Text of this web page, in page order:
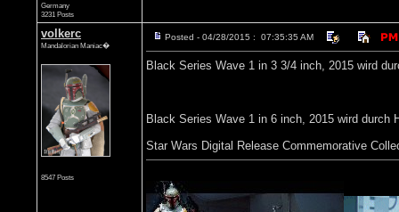
Germany
3231 Posts
volkerc
Mandalorian Maniac�
8547 Posts
Posted - 04/28/2015 : 07:35:35 AM
Black Series Wave 1 in 3 3/4 inch, 2015 wird
Black Series Wave 1 in 6 inch, 2015 wird durch
Star Wars Digital Release Commemorative